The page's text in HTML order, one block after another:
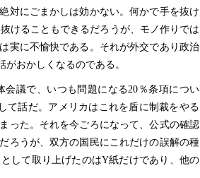
対にごまかしは効かない。何かで手を抜け
けることもできるだろうが、モノ作りでは
実に不愉快である。それが外交であり政治
おかしくなるのである。
議で、いつも問題になる20％条項につい
て話だ。アメリカはこれを盾に制裁をやる
った。それを今ごろになって、公式の確認
ろうが、双方の国民にこれだけの誤解の種
して取り上げたのはY紙だけであり、他の